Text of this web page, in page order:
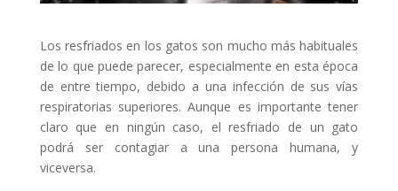
Los resfriados en los gatos son mucho más habituales
de lo que puede parecer, especialmente en esta época
de entre tiempo, debido a una infección de sus vías
respiratorias superiores. Aunque es importante tener
claro que en ningún caso, el resfriado de un gato
podrá ser contagiar a una persona humana, y
viceversa.